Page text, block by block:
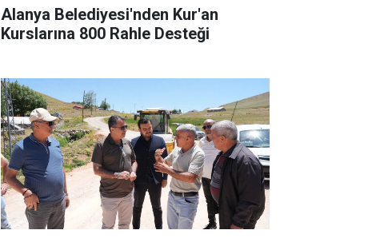
Alanya Belediyesi'nden Kur'an
Kurslarına 800 Rahle Desteği